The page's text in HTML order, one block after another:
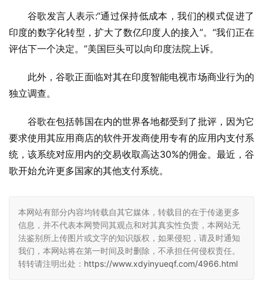
谷歌发言人表示:“通过保持低成本，我们的模式促进了
印度的数字化转型，扩大了数亿印度人的接入”。“我们正在
评估下一个决定。”美国巨头可以向印度法院上诉。
此外，谷歌正面临对其在印度智能电视市场商业行为的
独立调查。
谷歌在包括韩国在内的世界各地都受到了批评，因为它
要求使用其应用商店的软件开发商使用专有的应用内支付系
统，该系统对应用内的交易收取高达30%的佣金。最近，谷
歌开始允许更多国家的其他支付系统。
本网站有部分内容均转载自其它媒体，转载目的在于传递更多
信息，并不代表本网赞同其观点和对其真实性负责，本网站无
法鉴别所上传图片或文字的知识版权，如果侵犯，请及时通知
我们，本网站将在第一时间及时删除，不承担任何侵权责任。
转转请注明出处： https://www.xdyinyueqf.com/4966.html